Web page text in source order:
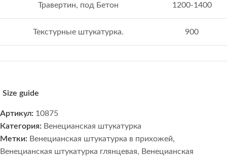
Травертин, под Бетон 1200-1400
Текстурные штукатурка. 900
Size guide
Артикул: 10875
Категория: Венецианская штукатурка
Метки: Венецианская штукатурка в прихожей,
Венецианская штукатурка глянцевая, Венецианская